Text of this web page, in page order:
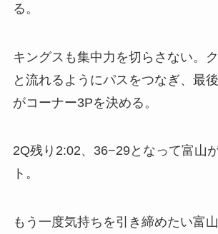
る。
キングスも集中力を切らさない。
と流れるようにパスをつなぎ、最
がコーナー3Pを決める。
2Q残り2:02、36−29となって富山
ト。
もう一度気持ちを引き締めたい富